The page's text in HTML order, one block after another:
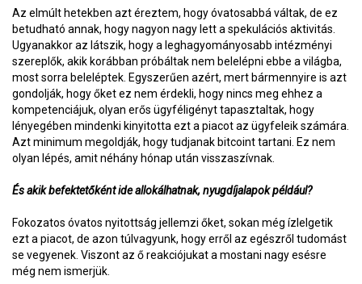
Az elmúlt hetekben azt éreztem, hogy óvatosabbá váltak, de ez
betudható annak, hogy nagyon nagy lett a spekulációs aktivitás.
Ugyanakkor az látszik, hogy a leghagyományosabb intézményi
szereplők, akik korábban próbáltak nem belelépni ebbe a világba,
most sorra beleléptek. Egyszerűen azért, mert bármennyire is azt
gondolják, hogy őket ez nem érdekli, hogy nincs meg ehhez a
kompetenciájuk, olyan erős ügyféligényt tapasztaltak, hogy
lényegében mindenki kinyitotta ezt a piacot az ügyfeleik számára.
Azt minimum megoldják, hogy tudjanak bitcoint tartani. Ez nem
olyan lépés, amit néhány hónap után visszaszívnak.
És akik befektetőként ide allokálhatnak, nyugdíjalapok például?
Fokozatos óvatos nyitottság jellemzi őket, sokan még ízlelgetik
ezt a piacot, de azon túlvagyunk, hogy erről az egészről tudomást
se vegyenek. Viszont az ő reakciójukat a mostani nagy esésre
még nem ismerjük.